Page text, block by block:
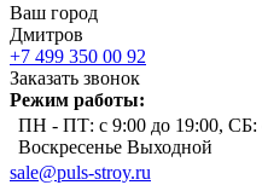
Ваш город
Дмитров
+7 499 350 00 92
Заказать звонок
Режим работы:
ПН - ПТ: с 9:00 до 19:00, СБ:
Воскресенье Выходной
sale@puls-stroy.ru